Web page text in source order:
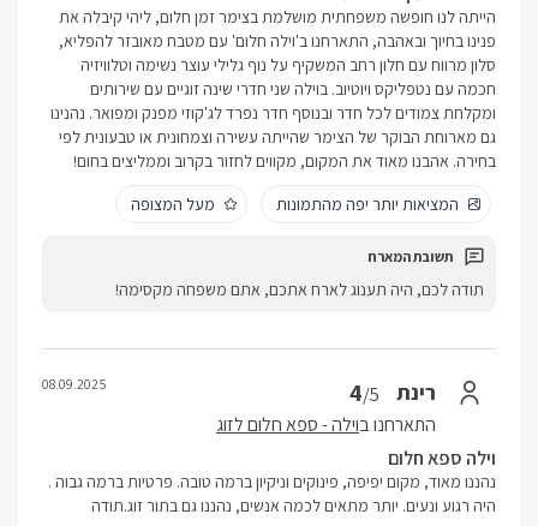
הייתה לנו חופשה משפחתית מושלמת בצימר זמן חלום, ליהי קיבלה את
פנינו בחיוך ובאהבה, התארחנו ב'וילה חלום' עם מטבח מאובזר להפליא,
סלון מרווח עם חלון רחב המשקיף על נוף גלילי עוצר נשימה וטלוויזיה
חכמה עם נטפליקס ויוטיוב. בוילה שני חדרי שינה זוגיים עם שירותים
ומקלחת צמודים לכל חדר ובנוסף חדר נפרד לג'קוזי מפנק ומפואר. נהנינו
גם מארוחת הבוקר של הצימר שהייתה עשירה וצמחונית או טבעונית לפי
בחירה. אהבנו מאוד את המקום, מקווים לחזור בקרוב וממליצים בחום!
המציאות יותר יפה מהתמונות
מעל המצופה
תודה לכם, היה תענוג לארח אתכם, אתם משפחה מקסימה!
רינת 4/5
התארחנו בוילה - ספא חלום לזוג
08.09.2025
וילה ספא חלום
נהננו מאוד, מקום יפיפה, פינוקים וניקיון ברמה טובה. פרטיות ברמה גבוה .
היה רגוע ונעים. יותר מתאים לכמה אנשים, נהננו גם בתור זוג.תודה